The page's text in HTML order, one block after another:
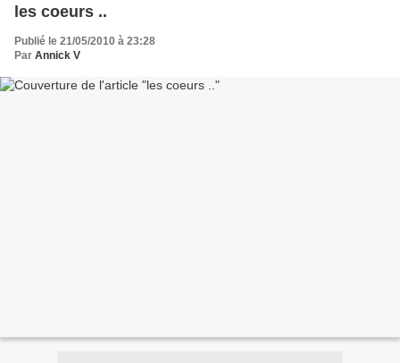
les coeurs ..
Publié le 21/05/2010 à 23:28
Par Annick V